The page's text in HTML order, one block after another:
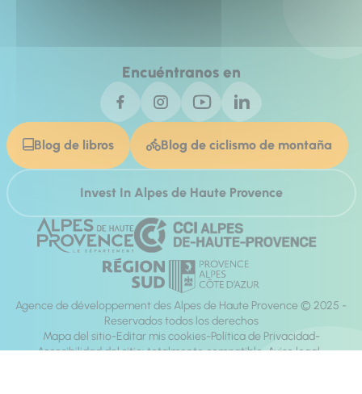
Encuéntranos en
Blog de libros Blog de ciclismo de montaña
Invest In Alpes de Haute Provence
Agence de développement des Alpes de Haute Provence © 2025 -
Reservados todos los derechos
Mapa del sitio Editar mis cookies Política de Privacidad
Accesibilidad del sitio: totalmente compatible Aviso legal